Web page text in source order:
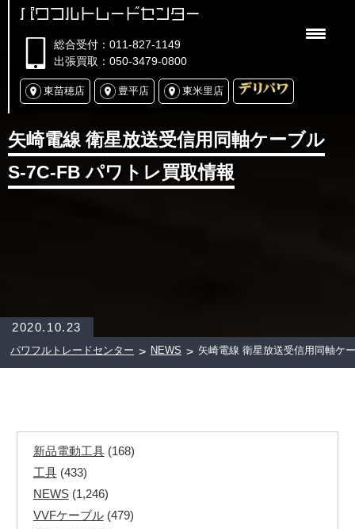
パワフルトレードセンター
総合受付：011-827-1149
出張買取：050-3479-0800
東苗穂店 豊平店 東米里店
矢崎電線 衛星放送受信用同軸ケーブル
S-7C-FB パワトレ買取情報
2020.10.23
パワフルトレードセンター > NEWS > 矢崎電線 衛星放送受信用同軸ケ
新品電動工具(168)
工具(433)
NEWS(1,246)
VVFケーブル(479)